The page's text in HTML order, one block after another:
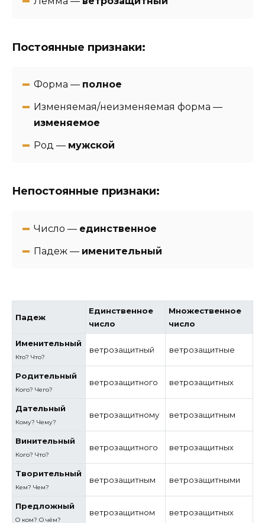
Постоянные признаки:
Форма — полное
Изменяемая/неизменяемая форма —
изменяемое
Род — мужской
Непостоянные признаки:
Число — единственное
Падеж — именительный
Падеж
Единственное
число
Множественное
число
Именительный
Кто? Что?
ветрозащитный ветрозащитные
Родительный
Кого? Чего?
ветрозащитного ветрозащитных
Дательный
Кому? Чему?
ветрозащитному ветрозащитным
Винительный
Кого? Что?
ветрозащитного ветрозащитных
Творительный
Кем? Чем?
ветрозащитным ветрозащитными
Предложный
О ком? О чём?
ветрозащитном ветрозащитных